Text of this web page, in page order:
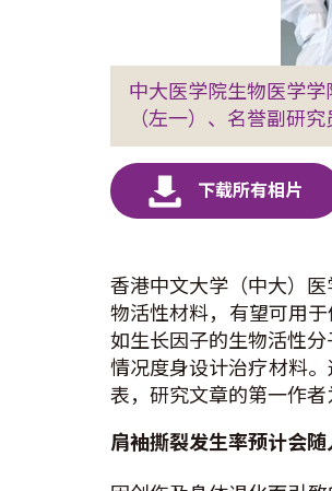
中大医学院生物医学
（左一）、名誉副研
香港中文大学（中大）
物活性材料，有望可用
如生长因子的生物活性
情况度身设计治疗材料
表，研究文章的第一作者
肩袖撕裂发生率预计会随